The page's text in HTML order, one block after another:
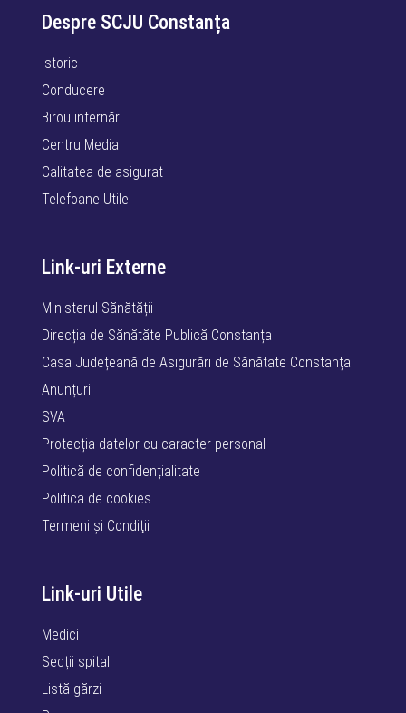
Despre SCJU Constanța
Istoric
Conducere
Birou internări
Centru Media
Calitatea de asigurat
Telefoane Utile
Link-uri Externe
Ministerul Sănătății
Direcția de Sănătăte Publică Constanța
Casa Județeană de Asigurări de Sănătate Constanța
Anunțuri
SVA
Protecția datelor cu caracter personal
Politică de confidențialitate
Politica de cookies
Termeni şi Condiţii
Link-uri Utile
Medici
Secții spital
Listă gărzi